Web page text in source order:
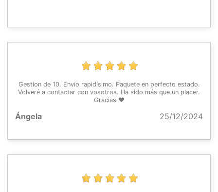
Gestion de 10. Envío rapidísimo. Paquete en perfecto estado.
Volveré a contactar con vosotros. Ha sido más que un placer.
Gracias ❤️
Ángela 25/12/2024